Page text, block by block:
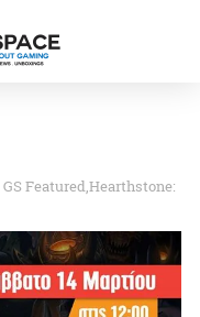
GS FeaturedHearthstone: